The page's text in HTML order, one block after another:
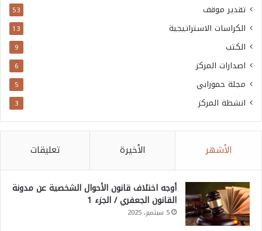
تقدير موقف 53
الكراسات الاستراتيجية 13
الكتب 9
اصدارات المركز 6
مجلة حمورابي 5
انشطة المركز 3
الأشهر الأخيرة تعليقات
أوجه اختلاف قانون الأحوال الشخصية عن مدونة
القانون الجعفري / الجزء 1
5 سبتمبر، 2025